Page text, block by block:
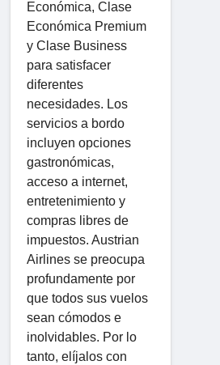
Económica, Clase
Económica Premium
y Clase Business
para satisfacer
diferentes
necesidades. Los
servicios a bordo
incluyen opciones
gastronómicas,
acceso a internet,
entretenimiento y
compras libres de
impuestos. Austrian
Airlines se preocupa
profundamente por
que todos sus vuelos
sean cómodos e
inolvidables. Por lo
tanto, elíjalos con